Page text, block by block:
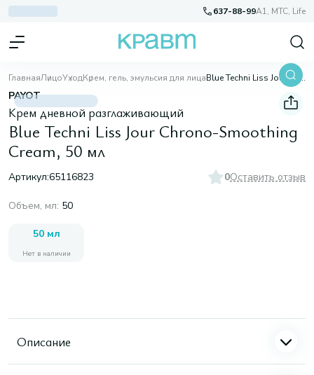
637-88-99A1, МТС, Life
ГлавнаяЛицоУходКрем, гель, эмульсия для лица Blue Techni Liss Jour Chrono-Smoothing Cream, 50 мл
PAYOT
Крем дневной разглаживающий
Blue Techni Liss Jour Chrono-Smoothing
Cream, 50 мл
Артикул:65116823 0Оставить отзыв
Объем, мл: 50
50 мл
Нет в наличии
Описание